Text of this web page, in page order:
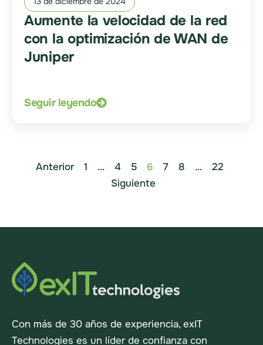
Aumente la velocidad de la red
con la optimización de WAN de
Juniper
Seguir leyendo
Anterior 1 ... 4 5 6 7 8 ...
22
Siguiente
Con más de 30 años de experiencia, exIT
Technologies es un líder de confianza con